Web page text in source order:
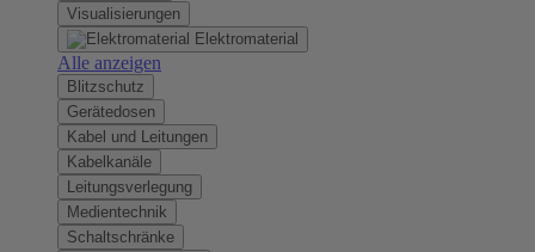
Visualisierungen
Elektromaterial
Alle anzeigen
Blitzschutz
Gerätedosen
Kabel und Leitungen
Kabelkanäle
Leitungsverlegung
Medientechnik
Schaltschränke